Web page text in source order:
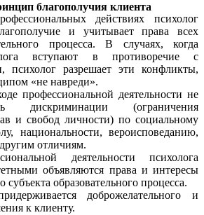
благополучия клиента
действиях психолог
и учитывает права всех
процесса. В случаях, когда
вступают в противоречие с
психолог разрешает эти конфликты,
«не навреди».
профессиональной деятельности не
дискриминации (ограничения
и свобод личности) по социальному
национальности, вероисповеданию,
отличиям.
деятельности психолога
объявляются права и интересы
субъекта образовательного процесса.
доброжелательного и
к клиенту.